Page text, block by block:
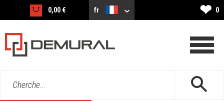
0,00 € fr ❤ 0
Cherche...